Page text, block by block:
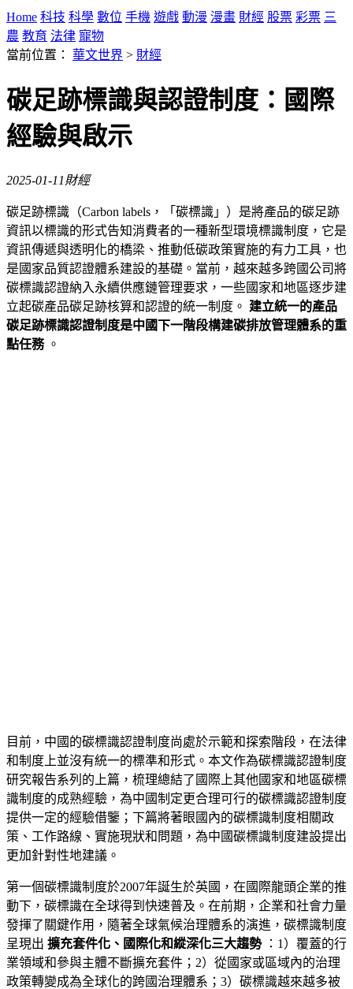
Home 科技 科學 數位 手機 遊戲 動漫 漫畫 財經 股票 彩票 三
農 教育 法律 寵物
當前位置： 華文世界 > 財經
碳足跡標識與認證制度：國際
經驗與啟示
2025-01-11 財經
碳足跡標識（Carbon labels，「碳標識」）是將產品的碳足跡
資訊以標識的形式告知消費者的一種新型環境標識制度，它是
資訊傳遞與透明化的橋梁、推動低碳政策實施的有力工具，也
是國家品質認證體系建設的基礎。當前，越來越多跨國公司將
碳標識認證納入永續供應鏈管理要求，一些國家和地區逐步建
立起碳產品碳足跡核算和認證的統一制度。 建立統一的產品
碳足跡標識認證制度是中國下一階段構建碳排放管理體系的重
點任務 。
目前，中國的碳標識認證制度尚處於示範和探索階段，在法律
和制度上並沒有統一的標準和形式。本文作為碳標識認證制度
研究報告系列的上篇，梳理總結了國際上其他國家和地區碳標
識制度的成熟經驗，為中國制定更合理可行的碳標識認證制度
提供一定的經驗借鑒；下篇將著眼國內的碳標識制度相關政
策、工作路線、實施現狀和問題，為中國碳標識制度建設提出
更加針對性地建議。
第一個碳標識制度於2007年誕生於英國，在國際龍頭企業的推
動下，碳標識在全球得到快速普及。在前期，企業和社會力量
發揮了關鍵作用，隨著全球氣候治理體系的演進，碳標識制度
呈現出 擴充套件化、國際化和縱深化三大趨勢 ：1）覆蓋的行
業領域和參與主體不斷擴充套件；2）從國家或區域內的治理
政策轉變成為全球化的跨國治理體系；3）碳標識越來越多被